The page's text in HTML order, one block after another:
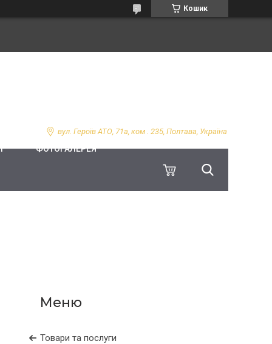
Кошик
вул. Героїв АТО, 71а, ком . 235, Полтава, Україна
ФОТОГАЛЕРЕЯ
Товари та послуги